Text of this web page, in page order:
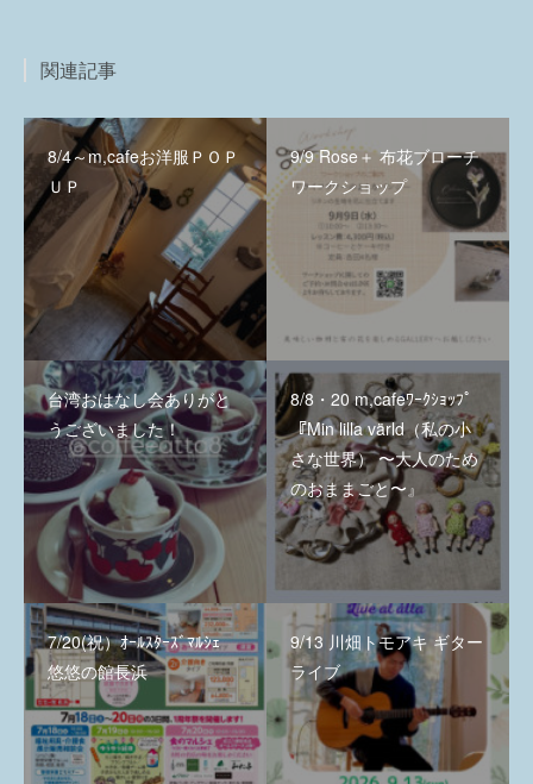
関連記事
8/4～m,cafeお洋服ＰＯＰ
ＵＰ
9/9 Rose＋ 布花ブローチ
ワークショップ
台湾おはなし会ありがと
うございました！
8/8・20 m,cafeﾜｰｸｼｮｯﾌﾟ
『Min lilla värld（私の小
さな世界） 〜大人のため
のおままごと〜』
7/20(祝）ｵｰﾙｽﾀｰｽﾞﾏﾙｼｪ
悠悠の館長浜
9/13 川畑トモアキ ギター
ライブ